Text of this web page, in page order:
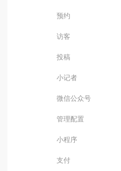
预约
访客
投稿
小记者
微信公众号
管理配置
小程序
支付